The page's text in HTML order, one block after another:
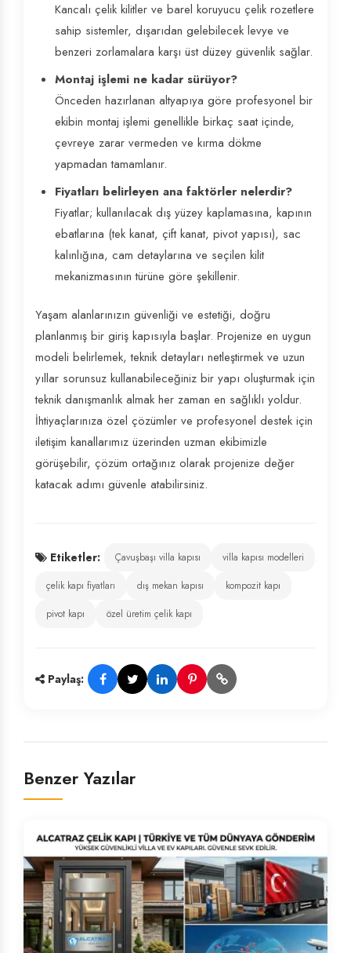
Kancalı çelik kilitler ve barel koruyucu çelik rozetlere
sahip sistemler, dışarıdan gelebilecek levye ve
benzeri zorlamalara karşı üst düzey güvenlik sağlar.
Montaj işlemi ne kadar sürüyor?
Önceden hazırlanan altyapıya göre profesyonel bir
ekibin montaj işlemi genellikle birkaç saat içinde,
çevreye zarar vermeden ve kırma dökme
yapmadan tamamlanır.
Fiyatları belirleyen ana faktörler nelerdir?
Fiyatlar; kullanılacak dış yüzey kaplamasına, kapının
ebatlarına (tek kanat, çift kanat, pivot yapısı), sac
kalınlığına, cam detaylarına ve seçilen kilit
mekanizmasının türüne göre şekillenir.
Yaşam alanlarınızın güvenliği ve estetiği, doğru
planlanmış bir giriş kapısıyla başlar. Projenize en uygun
modeli belirlemek, teknik detayları netleştirmek ve uzun
yıllar sorunsuz kullanabileceğiniz bir yapı oluşturmak için
teknik danışmanlık almak her zaman en sağlıklı yoldur.
İhtiyaçlarınıza özel çözümler ve profesyonel destek için
iletişim kanallarımız üzerinden uzman ekibimizle
görüşebilir, çözüm ortağınız olarak projenize değer
katacak adımı güvenle atabilirsiniz.
Etiketler: Çavuşbaşı villa kapısı
villa kapısı modelleri
çelik kapı fiyatları
dış mekan kapısı
kompozit kapı
pivot kapı
özel üretim çelik kapı
Paylaş:
Benzer Yazılar